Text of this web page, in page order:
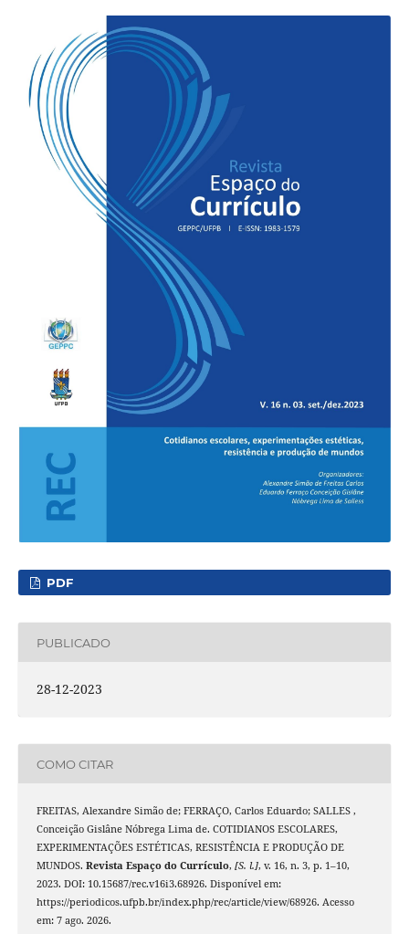
PDF
PUBLICADO
28-12-2023
COMO CITAR
FREITAS, Alexandre Simão de; FERRAÇO, Carlos Eduardo; SALLES ,
Conceição Gislâne Nóbrega Lima de. COTIDIANOS ESCOLARES,
EXPERIMENTAÇÕES ESTÉTICAS, RESISTÊNCIA E PRODUÇÃO DE
MUNDOS. Revista Espaço do Currículo, [S. l.], v. 16, n. 3, p. 1–10,
2023. DOI: 10.15687/rec.v16i3.68926. Disponível em:
https://periodicos.ufpb.br/index.php/rec/article/view/68926. Acesso
em: 7 ago. 2026.